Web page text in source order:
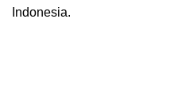
Indonesia.